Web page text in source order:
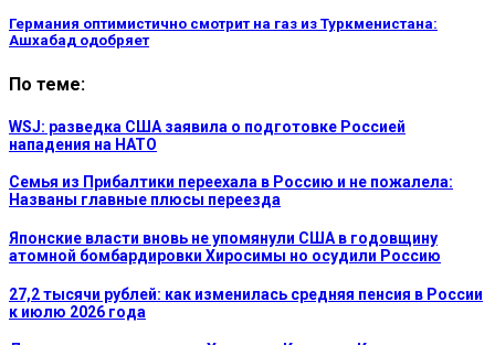
Германия оптимистично смотрит на газ из Туркменистана:
Ашхабад одобряет
По теме:
WSJ: разведка США заявила о подготовке Россией
нападения на НАТО
Семья из Прибалтики переехала в Россию и не пожалела:
Названы главные плюсы переезда
Японские власти вновь не упомянули США в годовщину
атомной бомбардировки Хиросимы но осудили Россию
27,2 тысячи рублей: как изменилась средняя пенсия в России
к июлю 2026 года